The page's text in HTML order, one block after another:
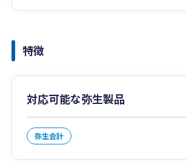
特徴
対応可能な弥生製品
弥生会計